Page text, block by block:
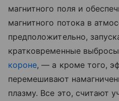
магнитного поля и
магнитного потока в
предположительно,
кратковременные
короне, — а кроме того,
перемешивают
плазму. Все это, считают